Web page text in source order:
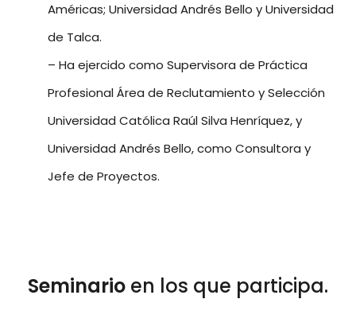
Américas; Universidad Andrés Bello y Universidad
de Talca.
– Ha ejercido como Supervisora de Práctica
Profesional Área de Reclutamiento y Selección
Universidad Católica Raúl Silva Henríquez, y
Universidad Andrés Bello, como Consultora y
Jefe de Proyectos.
Seminario en los que participa.